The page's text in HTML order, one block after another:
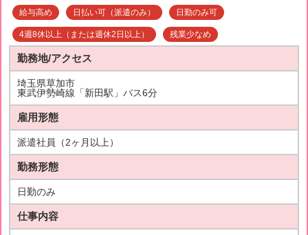
給与高め 日払い可（派遣のみ） 日勤のみ可
4週8休以上（または週休2日以上） 残業少なめ
勤務地/アクセス
埼玉県草加市
東武伊勢崎線「新田駅」バス6分
雇用形態
派遣社員（2ヶ月以上）
勤務形態
日勤のみ
仕事内容